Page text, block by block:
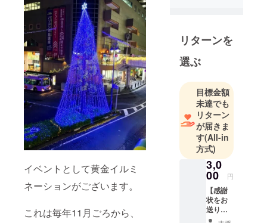
イベントとして黄金イルミ
ネーションがございます。
これは毎年11月ごろから、
て訪れた方
をおもてな
しするため
企業、住民
の方、団
体、学校な
どと協力し
て様々なプ
ロジェクト
を行ってお
ります。そ
の一環とし
て「黄金イ
ルミネー
リターンを
選ぶ
目標金額
未達でも
リターン
が届きま
す(All-in
方式)
3,0
00 円
【感謝
状をお
送りい
たしま